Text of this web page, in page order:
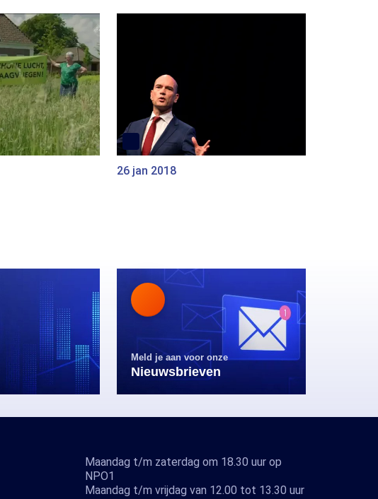
26 jan 2018
Meld je aan voor onze
Nieuwsbrieven
Maandag t/m zaterdag om 18.30 uur op
NPO1
Maandag t/m vrijdag van 12.00 tot 13.30 uur